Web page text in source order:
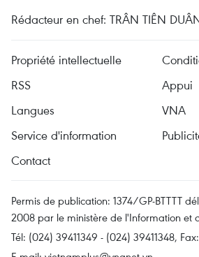
Rédacteur en chef: TRÂN TIÊN
Propriété intellectuelle
RSS
Appui
Langues
VNA
Service d'information
Contact
Permis de publication: 1374/GP-BTTTT
2008 par le ministère de l'Information et
Tél: (024) 39411349 - (024) 39411348,